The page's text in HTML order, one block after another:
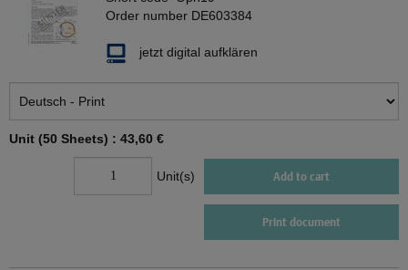
Order number DE603384
jetzt digital aufklären
Unit (50 Sheets) : 43,60 €
Unit(s) Add to cart
Print document